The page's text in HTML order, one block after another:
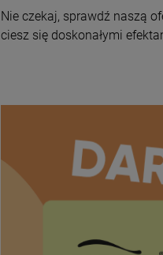
Nie czekaj, sprawdź naszą
ciesz się doskonałymi